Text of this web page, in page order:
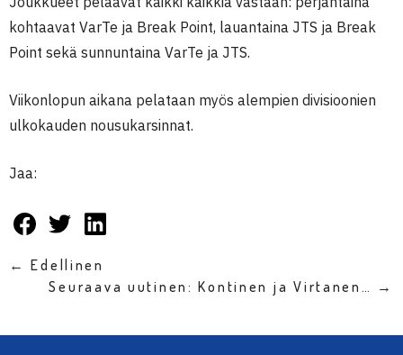
kohtaavat VarTe ja Break Point, lauantaina JTS ja Break
Point sekä sunnuntaina VarTe ja JTS.
Viikonlopun aikana pelataan myös alempien divisioonien
ulkokauden nousukarsinnat.
Jaa:
← Edellinen
Seuraava uutinen: Kontinen ja Virtanen… →